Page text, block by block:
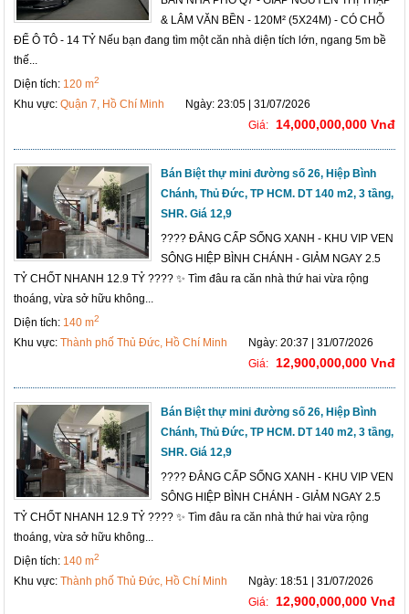
& LÂM VĂN BỀN - 120M² (5X24M) - CÓ CHỖ
ĐỂ Ô TÔ - 14 TỶ Nếu bạn đang tìm một căn nhà diện tích lớn, ngang 5m bề
thế...
Diện tích: 120 m2
Khu vực:Quận 7, Hồ Chí Minh
Ngày: 23:05 | 31/07/2026
Giá:
14,000,000,000 Vnđ
Bán Biệt thự mini đường số 26, Hiệp Bình
Chánh, Thủ Đức, TP HCM. DT 140 m2, 3 tầng,
SHR. Giá 12,9
???? ĐẲNG CẤP SỐNG XANH - KHU VIP VEN
SÔNG HIỆP BÌNH CHÁNH - GIẢM NGAY 2.5
TỶ CHỐT NHANH 12.9 TỶ ???? ✨ Tìm đâu ra căn nhà thứ hai vừa rộng
thoáng, vừa sở hữu không...
Diện tích: 140 m2
Khu vực:Thành phố Thủ Đức, Hồ Chí Minh
Ngày: 20:37 | 31/07/2026
Giá:
12,900,000,000 Vnđ
Bán Biệt thự mini đường số 26, Hiệp Bình
Chánh, Thủ Đức, TP HCM. DT 140 m2, 3 tầng,
SHR. Giá 12,9
???? ĐẲNG CẤP SỐNG XANH - KHU VIP VEN
SÔNG HIỆP BÌNH CHÁNH - GIẢM NGAY 2.5
TỶ CHỐT NHANH 12.9 TỶ ???? ✨ Tìm đâu ra căn nhà thứ hai vừa rộng
thoáng, vừa sở hữu không...
Diện tích: 140 m2
Khu vực:Thành phố Thủ Đức, Hồ Chí Minh
Ngày: 18:51 | 31/07/2026
Giá:
12,900,000,000 Vnđ